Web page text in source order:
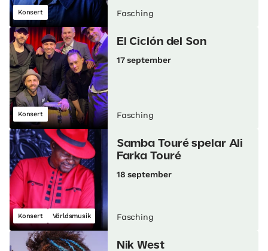
Konsert Fasching
Konsert
El Ciclón del Son
17 september
Fasching
Konsert Världsmusik
Samba Touré spelar Ali
Farka Touré
18 september
Fasching
Nik West